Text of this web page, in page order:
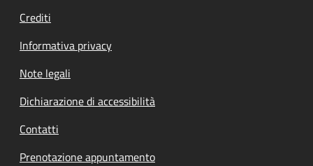
Crediti
Informativa privacy
Note legali
Dichiarazione di accessibilità
Contatti
Prenotazione appuntamento